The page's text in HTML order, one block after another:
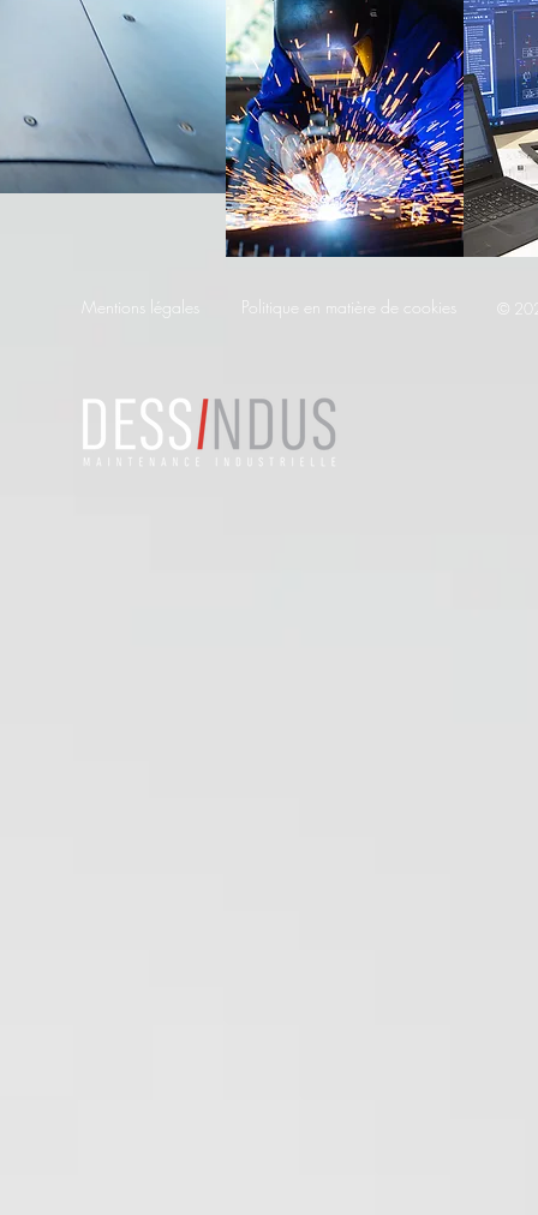
Mentions légales Politique en matière de cookies ©